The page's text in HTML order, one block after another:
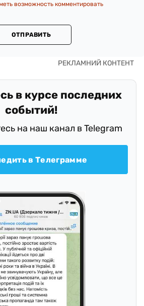
возможность комментировать
ОТПРАВИТЬ
в курсе последних
событий!
на наш канал в Telegram
в Телеграмме